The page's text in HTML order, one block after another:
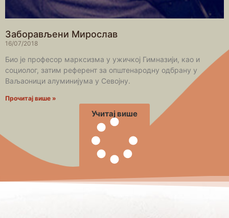
Заборављени Мирослав
16/07/2018
Био је професор марксизма у ужичкој Гимназији, као и
социолог, затим референт за општенародну одбрану у
Ваљаоници алуминијума у Севојну.
Прочитај више »
Учитај више